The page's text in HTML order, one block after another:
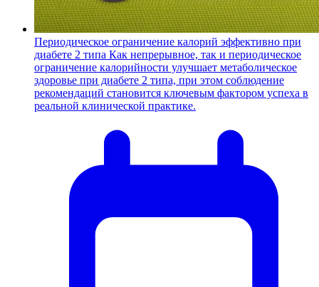
Периодическое ограничение калорий эффективно при
диабете 2 типа Как непрерывное, так и периодическое
ограничение калорийности улучшает метаболическое
здоровье при диабете 2 типа, при этом соблюдение
рекомендаций становится ключевым фактором успеха в
реальной клинической практике.